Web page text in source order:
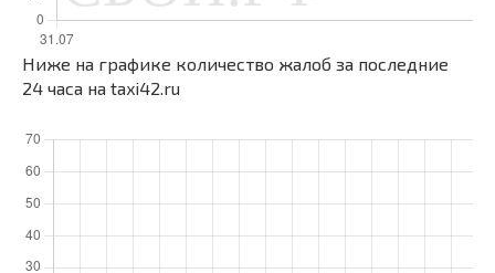
Ниже на графике количество жалоб за последние
24 часа на taxi42.ru